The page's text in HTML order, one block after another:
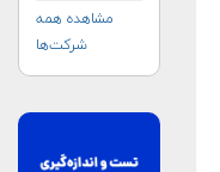
مشاهده همه
شرکت‌ها